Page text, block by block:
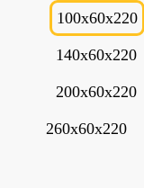
100x60x220
140x60x220
200x60x220
260x60x220